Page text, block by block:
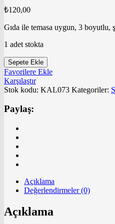
₺120,00
Gıda ile temasa uygun, 3 boyutlu,
1 adet stokta
Cesil
-
Noel
Baba
Geyikli
Kızak
Kalıp
adet
Sepete Ekle
Favorilere Ekle
Karşılaştır
Stok kodu: KAL073 Kategoriler:
Paylaş:
Açıklama
Değerlendirmeler (0)
Açıklama